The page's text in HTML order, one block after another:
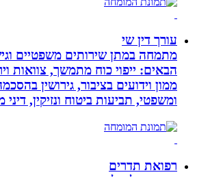
עורך דין שי
מתמחה במתן שירותים משפטיים
הבאים: ייפוי כוח מתמשך, צוואות
ממון וידועים בציבור, גירושין
ומשפטי, תביעות ביטוח ונזיקין, דיני
רפואת תדרים